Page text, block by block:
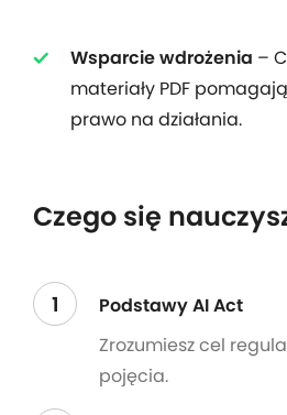
Wsparcie wdrożenia –
materiały PDF
prawo na działania.
Czego się
1
Podstawy AI Act
Zrozumiesz cel
pojęcia.